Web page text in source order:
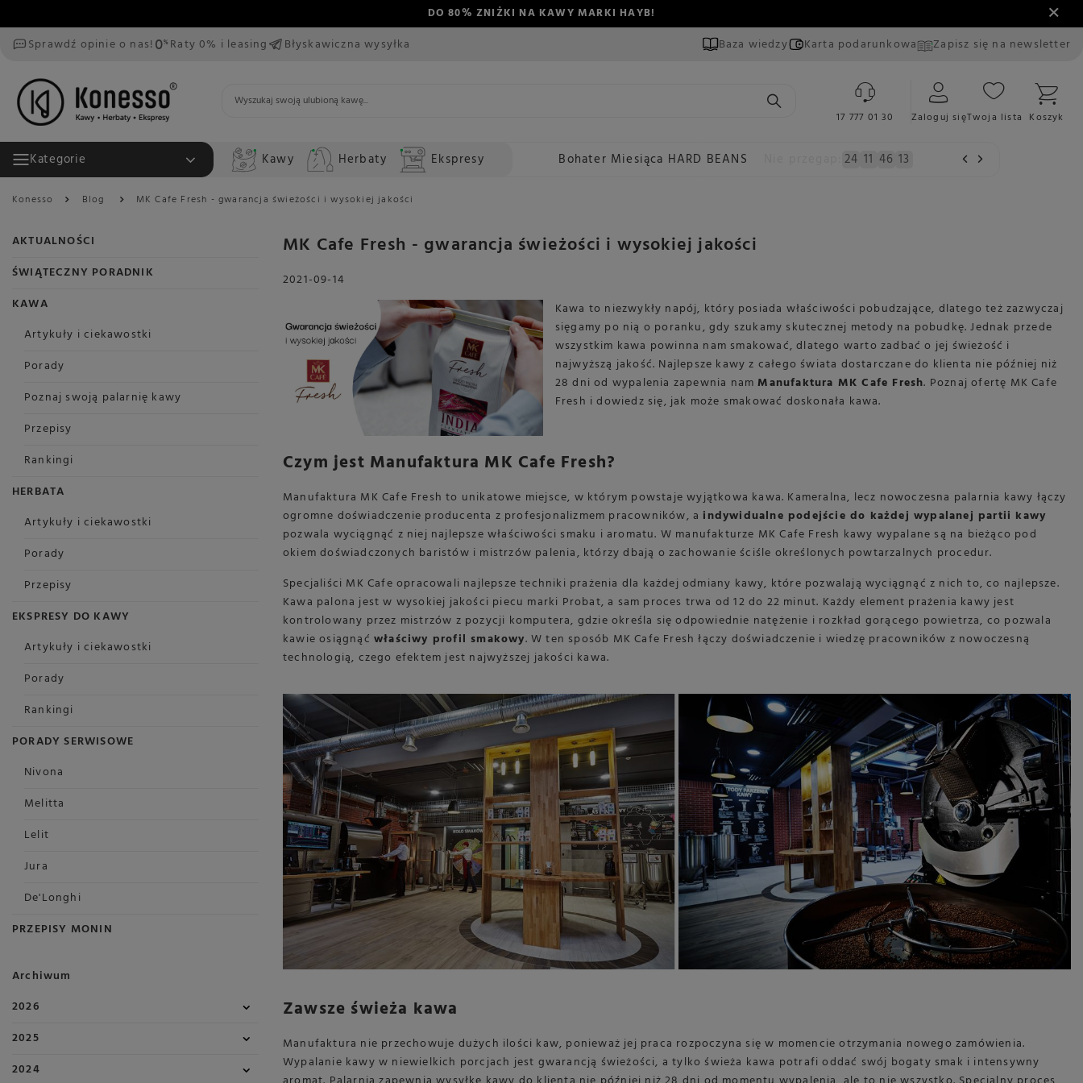
DO 80% ZNIŻKI NA KAWY MARKI HAYB!
Sprawdź opinie o nas!
Raty 0% i leasing Błyskawiczna wysyłka Baza wiedzy Karta podarunkowa Zapisz się na newsletter
17 777 01 30 Zaloguj sięTwoja lista Koszyk
Kategorie Kawy Herbaty Ekspresy Bohater Miesiąca HARD BEANS 24 11 46 12
Konesso Blog MK Cafe Fresh - gwarancja świeżości i wysokiej jakości
AKTUALNOŚCI
ŚWIĄTECZNY PORADNIK
KAWA
Artykuły i ciekawostki
Porady
Poznaj swoją palarnię kawy
Przepisy
Rankingi
HERBATA
Artykuły i ciekawostki
Porady
Przepisy
EKSPRESY DO KAWY
Artykuły i ciekawostki
Porady
Rankingi
PORADY SERWISOWE
Nivona
Melitta
Lelit
Jura
De'Longhi
PRZEPISY MONIN
Archiwum
2026
2025
2024
MK Cafe Fresh - gwarancja świeżości i wysokiej jakości
2021-09-14
Kawa to niezwykły napój, który posiada właściwości pobudzające, dlatego też zazwyczaj
sięgamy po nią o poranku, gdy szukamy skutecznej metody na pobudkę. Jednak przede
wszystkim kawa powinna nam smakować, dlatego warto zadbać o jej świeżość i
najwyższą jakość. Najlepsze kawy z całego świata dostarczane do klienta nie później niż
28 dni od wypalenia zapewnia namManufaktura MK Cafe Fresh. Poznaj ofertę MK Cafe
Fresh i dowiedz się, jak może smakować doskonała kawa.
Czym jest Manufaktura MK Cafe Fresh?
Manufaktura MK Cafe Fresh to unikatowe miejsce, w którym powstaje wyjątkowa kawa. Kameralna, lecz nowoczesna palarnia kawy łączy
ogromne doświadczenie producenta z profesjonalizmem pracowników, a indywidualne podejście do każdej wypalanej partii kawy
pozwala wyciągnąć z niej najlepsze właściwości smaku i aromatu. W manufakturze MK Cafe Fresh kawy wypalane są na bieżąco pod
okiem doświadczonych baristów i mistrzów palenia, którzy dbają o zachowanie ściśle określonych powtarzalnych procedur.
Specjaliści MK Cafe opracowali najlepsze techniki prażenia dla każdej odmiany kawy, które pozwalają wyciągnąć z nich to, co najlepsze.
Kawa palona jest w wysokiej jakości piecu marki Probat, a sam proces trwa od 12 do 22 minut. Każdy element prażenia kawy jest
kontrolowany przez mistrzów z pozycji komputera, gdzie określa się odpowiednie natężenie i rozkład gorącego powietrza, co pozwala
kawie osiągnąć właściwy profil smakowy. W ten sposób MK Cafe Fresh łączy doświadczenie i wiedzę pracowników z nowoczesną
technologią, czego efektem jest najwyższej jakości kawa.
Zawsze świeża kawa
Manufaktura nie przechowuje dużych ilości kaw, ponieważ jej praca rozpoczyna się w momencie otrzymania nowego zamówienia.
Wypalanie kawy w niewielkich porcjach jest gwarancją świeżości, a tylko świeża kawa potrafi oddać swój bogaty smak i intensywny